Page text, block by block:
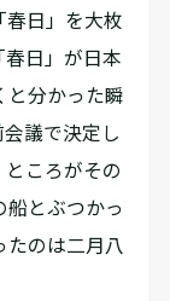
春日」を大枚
日」が日本
と分かった瞬
議で決定し
ころがその
船とぶつかっ
たのは二月八